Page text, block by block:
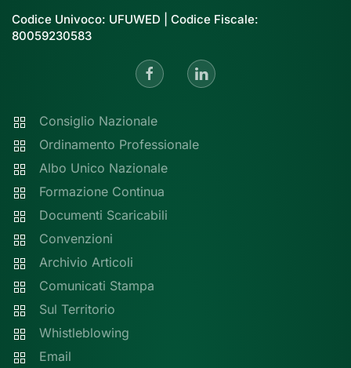
Codice Univoco: UFUWED | Codice Fiscale:
80059230583
Consiglio Nazionale
Ordinamento Professionale
Albo Unico Nazionale
Formazione Continua
Documenti Scaricabili
Convenzioni
Archivio Articoli
Comunicati Stampa
Sul Territorio
Whistleblowing
Email